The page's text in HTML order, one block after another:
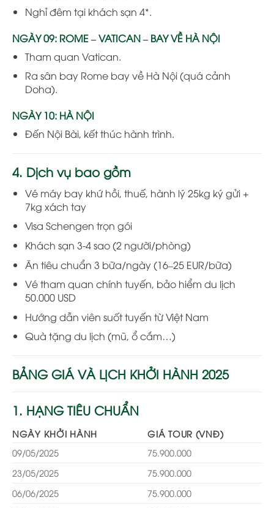
Nghỉ đêm tại khách sạn 4*.
NGÀY 09: ROME – VATICAN – BAY VỀ HÀ NỘI
Tham quan Vatican.
Ra sân bay Rome bay về Hà Nội (quá cảnh
Doha).
NGÀY 10: HÀ NỘI
Đến Nội Bài, kết thúc hành trình.
4. Dịch vụ bao gồm
Vé máy bay khứ hồi, thuế, hành lý 25kg ký gửi +
7kg xách tay
Visa Schengen trọn gói
Khách sạn 3-4 sao (2 người/phòng)
Ăn tiêu chuẩn 3 bữa/ngày (16–25 EUR/bữa)
Vé tham quan chính tuyến, bảo hiểm du lịch
50.000 USD
Hướng dẫn viên suốt tuyến từ Việt Nam
Quà tặng du lịch (mũ, ổ cắm…)
BẢNG GIÁ VÀ LỊCH KHỞI HÀNH 2025
1. HẠNG TIÊU CHUẨN
NGÀY KHỞI HÀNH
GIÁ TOUR (VNĐ)
09/05/2025
75.900.000
23/05/2025
75.900.000
06/06/2025
75.900.000